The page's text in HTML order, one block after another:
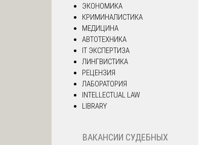
ЭКОНОМИКА
КРИМИНАЛИСТИКА
МЕДИЦИНА
АВТОТЕХНИКА
IT ЭКСПЕРТИЗА
ЛИНГВИСТИКА
РЕЦЕНЗИЯ
ЛАБОРАТОРИЯ
INTELLECTUAL LAW
LIBRARY
ВАКАНСИИ СУДЕБНЫХ